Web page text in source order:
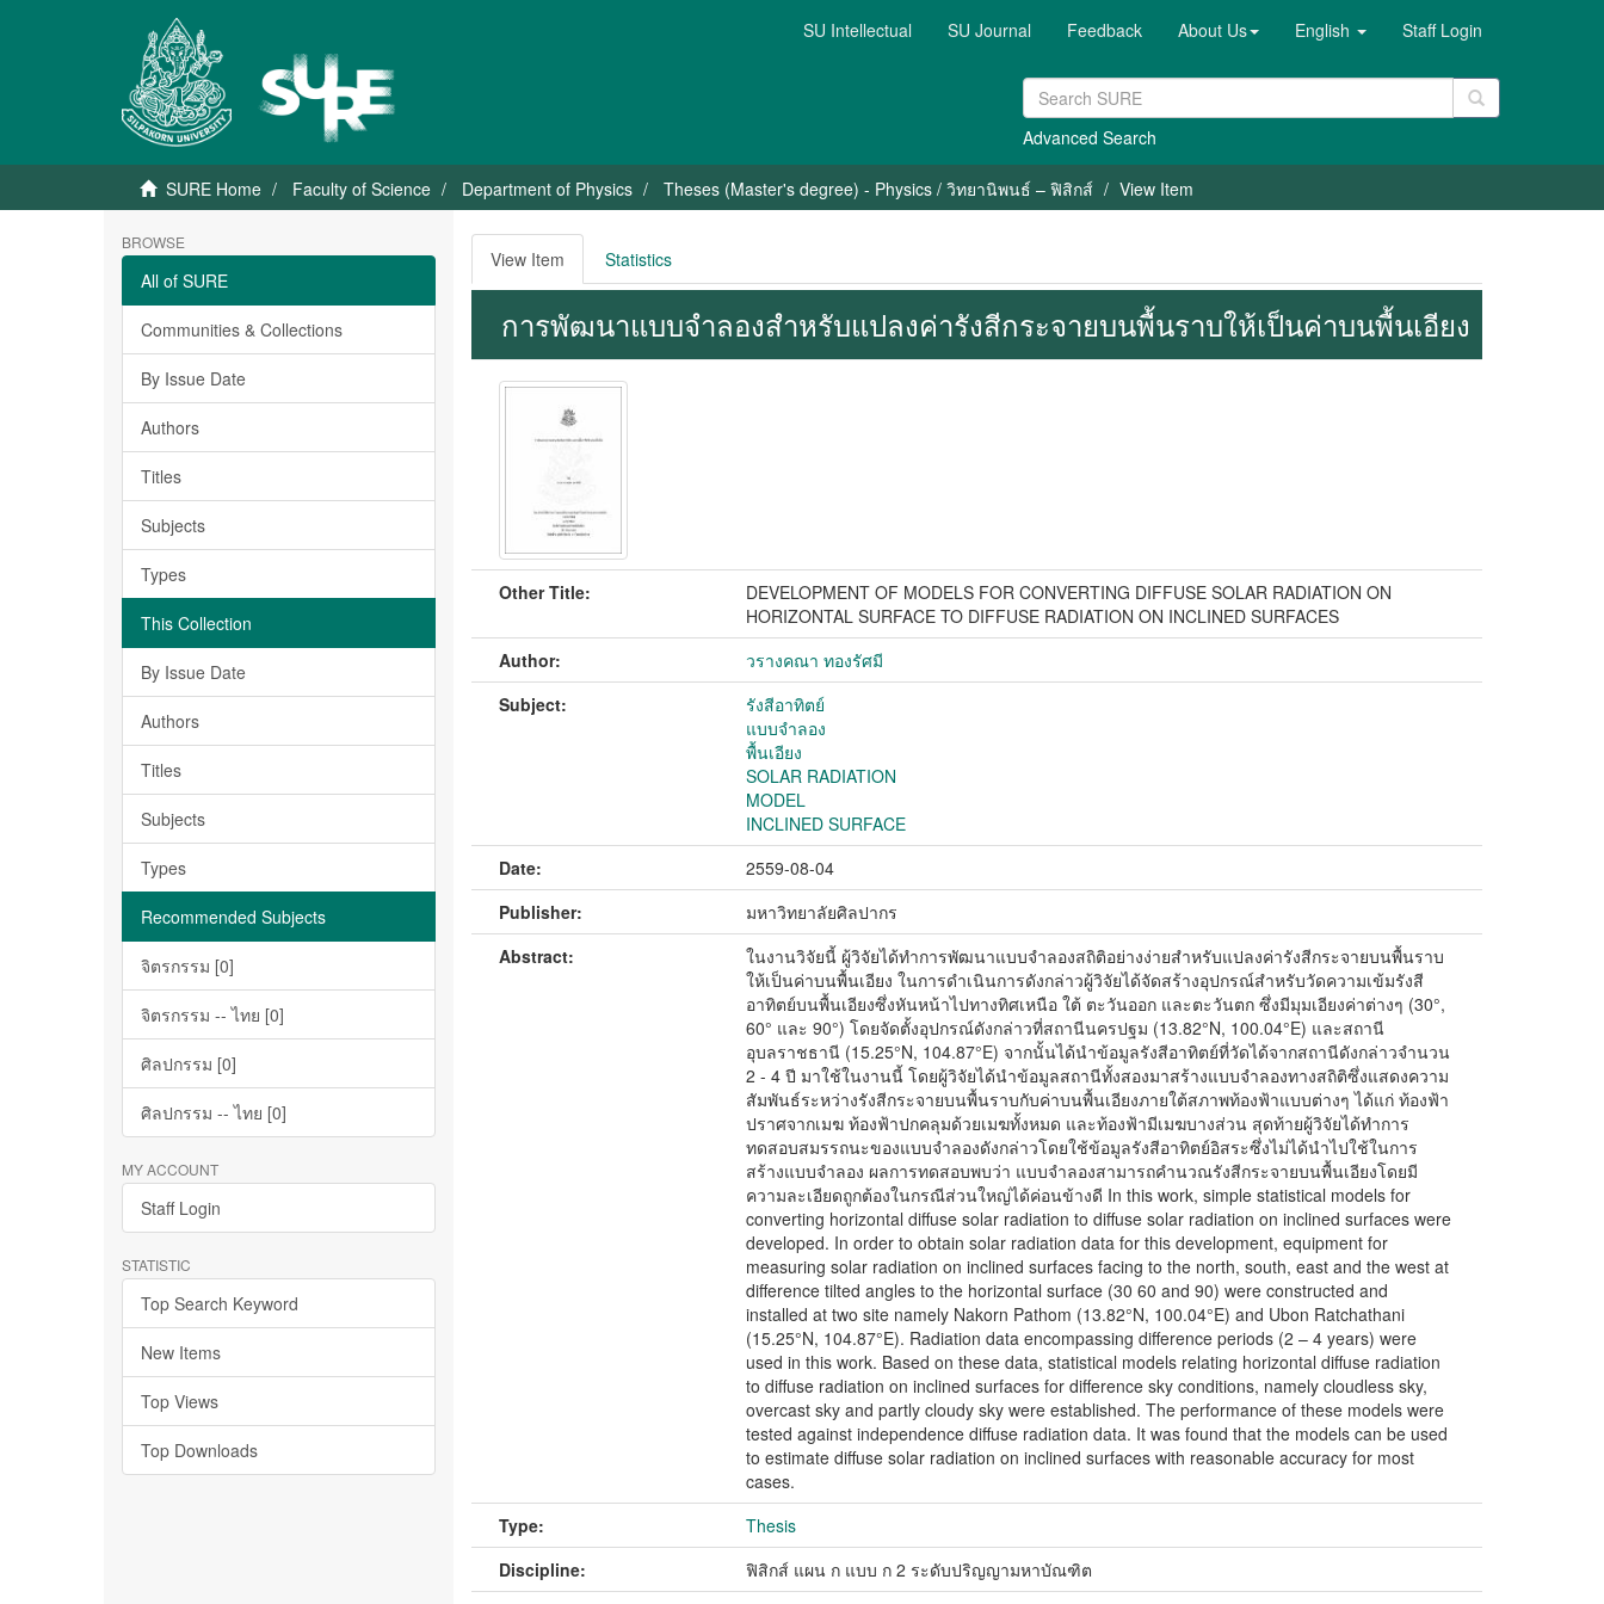
SU Intellectual SU Journal Feedback About Us English Staff Login
Advanced Search
SURE Home Faculty of Science Department of Physics Theses (Master's degree) - Physics / วิทยานิพนธ์ – ฟิสิกส์ View Item
BROWSE
All of SURE
Communities & Collections
By Issue Date
Authors
Titles
Subjects
Types
This Collection
By Issue Date
Authors
Titles
Subjects
Types
Recommended Subjects
จิตรกรรม [0]
จิตรกรรม -- ไทย [0]
ศิลปกรรม [0]
ศิลปกรรม -- ไทย [0]
MY ACCOUNT
Staff Login
STATISTIC
Top Search Keyword
New Items
Top Views
Top Downloads
View Item Statistics
การพัฒนาแบบจำลองสำหรับแปลงค่ารังสีกระจายบนพื้นราบให้เป็นค่าบนพื้นเอียง
Other Title:
DEVELOPMENT OF MODELS FOR CONVERTING DIFFUSE SOLAR RADIATION ON
HORIZONTAL SURFACE TO DIFFUSE RADIATION ON INCLINED SURFACES
Author:
วรางคณา ทองรัศมี
Subject:
รังสีอาทิตย์
แบบจำลอง
พื้นเอียง
SOLAR RADIATION
MODEL
INCLINED SURFACE
Date:
2559-08-04
Publisher:
มหาวิทยาลัยศิลปากร
Abstract:
ในงานวิจัยนี้ ผู้วิจัยได้ทำการพัฒนาแบบจำลองสถิติอย่างง่ายสำหรับแปลงค่ารังสีกระจายบนพื้นราบ
ให้เป็นค่าบนพื้นเอียง ในการดำเนินการดังกล่าวผู้วิจัยได้จัดสร้างอุปกรณ์สำหรับวัดความเข้มรังสี
อาทิตย์บนพื้นเอียงซึ่งหันหน้าไปทางทิศเหนือ ใต้ ตะวันออก และตะวันตก ซึ่งมีมุมเอียงค่าต่างๆ (30°,
60° และ 90°) โดยจัดตั้งอุปกรณ์ดังกล่าวที่สถานีนครปฐม (13.82°N, 100.04°E) และสถานี
อุบลราชธานี (15.25°N, 104.87°E) จากนั้นได้นำข้อมูลรังสีอาทิตย์ที่วัดได้จากสถานีดังกล่าวจำนวน
2 - 4 ปี มาใช้ในงานนี้ โดยผู้วิจัยได้นำข้อมูลสถานีทั้งสองมาสร้างแบบจำลองทางสถิติซึ่งแสดงความ
สัมพันธ์ระหว่างรังสีกระจายบนพื้นราบกับค่าบนพื้นเอียงภายใต้สภาพท้องฟ้าแบบต่างๆ ได้แก่ ท้องฟ้า
ปราศจากเมฆ ท้องฟ้าปกคลุมด้วยเมฆทั้งหมด และท้องฟ้ามีเมฆบางส่วน สุดท้ายผู้วิจัยได้ทำการ
ทดสอบสมรรถนะของแบบจำลองดังกล่าวโดยใช้ข้อมูลรังสีอาทิตย์อิสระซึ่งไม่ได้นำไปใช้ในการ
สร้างแบบจำลอง ผลการทดสอบพบว่า แบบจำลองสามารถคำนวณรังสีกระจายบนพื้นเอียงโดยมี
ความละเอียดถูกต้องในกรณีส่วนใหญ่ได้ค่อนข้างดี In this work, simple statistical models for
converting horizontal diffuse solar radiation to diffuse solar radiation on inclined surfaces were
developed. In order to obtain solar radiation data for this development, equipment for
measuring solar radiation on inclined surfaces facing to the north, south, east and the west at
difference tilted angles to the horizontal surface (30 60 and 90) were constructed and
installed at two site namely Nakorn Pathom (13.82°N, 100.04°E) and Ubon Ratchathani
(15.25°N, 104.87°E). Radiation data encompassing difference periods (2 – 4 years) were
used in this work. Based on these data, statistical models relating horizontal diffuse radiation
to diffuse radiation on inclined surfaces for difference sky conditions, namely cloudless sky,
overcast sky and partly cloudy sky were established. The performance of these models were
tested against independence diffuse radiation data. It was found that the models can be used
to estimate diffuse solar radiation on inclined surfaces with reasonable accuracy for most
cases.
Type:
Thesis
Discipline:
ฟิสิกส์ แผน ก แบบ ก 2 ระดับปริญญามหาบัณฑิต